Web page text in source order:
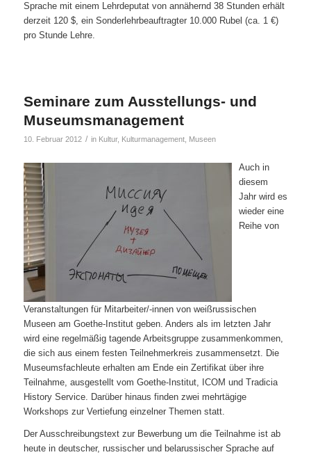
Sprache mit einem Lehrdeputat von annähernd 38 Stunden erhält
derzeit 120 $, ein Sonderlehrbeauftragter 10.000 Rubel (ca. 1 €)
pro Stunde Lehre.
Seminare zum Ausstellungs- und
Museumsmanagement
10. Februar 2012 / in Kultur, Kulturmanagement, Museen
Auch in
diesem
Jahr wird es
wieder eine
Reihe von
Veranstaltungen für Mitarbeiter/-innen von weißrussischen
Museen am Goethe-Institut geben. Anders als im letzten Jahr
wird eine regelmäßig tagende Arbeitsgruppe zusammenkommen,
die sich aus einem festen Teilnehmerkreis zusammensetzt. Die
Museumsfachleute erhalten am Ende ein Zertifikat über ihre
Teilnahme, ausgestellt vom Goethe-Institut, ICOM und Tradicia
History Service. Darüber hinaus finden zwei mehrtägige
Workshops zur Vertiefung einzelner Themen statt.
Der Ausschreibungstext zur Bewerbung um die Teilnahme ist ab
heute in deutscher, russischer und belarussischer Sprache auf